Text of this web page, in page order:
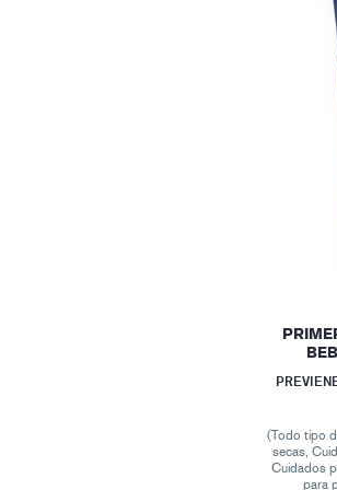
(Todo tipo
secas,
Cuidados
para